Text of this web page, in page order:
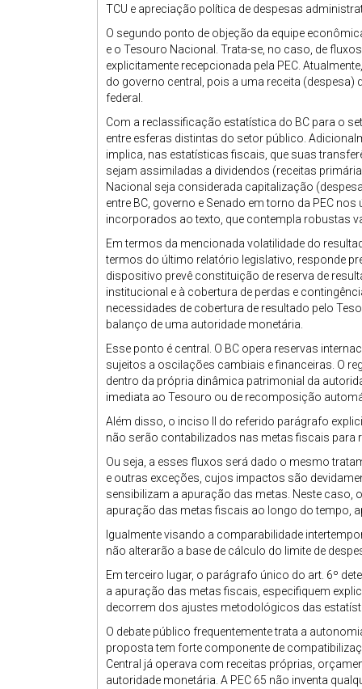
TCU e apreciação política de despesas
O segundo ponto de objeção da equipe
e o Tesouro Nacional. Trata-se, no caso, de
explicitamente recepcionada pela PEC.
do governo central, pois a uma receita
federal.
Com a reclassificação estatística do BC para o
entre esferas distintas do setor público.
implica, nas estatísticas fiscais, que suas
sejam assimiladas a dividendos (receitas
Nacional seja considerada capitalização
entre BC, governo e Senado em torno da PEC
incorporados ao texto, que contempla robustas
Em termos da mencionada volatilidade do
termos do último relatório legislativo, responde
dispositivo prevê constituição de reserva de
institucional e à cobertura de perdas e
necessidades de cobertura de resultado pelo
balanço de uma autoridade monetária.
Esse ponto é central. O BC opera reservas
sujeitos a oscilações cambiais e financeiras. O
dentro da própria dinâmica patrimonial da
imediata ao Tesouro ou de recomposição
Além disso, o inciso II do referido parágrafo
não serão contabilizados nas metas fiscais para
Ou seja, a esses fluxos será dado o mesmo
e outras exceções, cujos impactos são
sensibilizam a apuração das metas. Neste caso,
apuração das metas fiscais ao longo do tempo,
Igualmente visando a comparabilidade
não alterarão a base de cálculo do limite de
Em terceiro lugar, o parágrafo único do art. 6º
a apuração das metas fiscais, especifiquem
decorrem dos ajustes metodológicos das
O debate público frequentemente trata a
proposta tem forte componente de
Central já operava com receitas próprias,
autoridade monetária. A PEC 65 não inventa